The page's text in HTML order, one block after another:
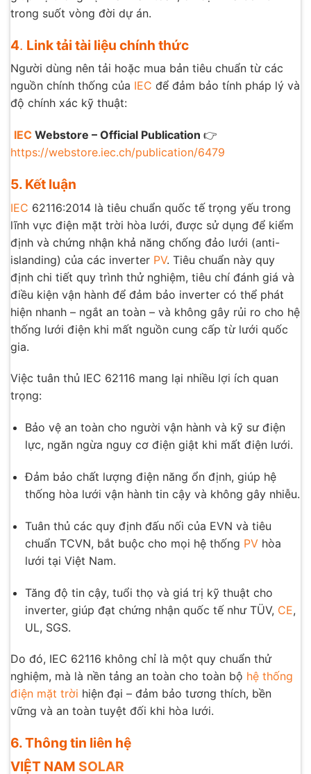
trong suốt vòng đời dự án.
4. Link tải tài liệu chính thức
Người dùng nên tải hoặc mua bản tiêu chuẩn từ các
nguồn chính thống của IEC để đảm bảo tính pháp lý và
độ chính xác kỹ thuật:
IEC Webstore – Official Publication 👉
https://webstore.iec.ch/publication/6479
5. Kết luận
IEC 62116:2014 là tiêu chuẩn quốc tế trọng yếu trong
lĩnh vực điện mặt trời hòa lưới, được sử dụng để kiểm
định và chứng nhận khả năng chống đảo lưới (anti-
islanding) của các inverter PV. Tiêu chuẩn này quy
định chi tiết quy trình thử nghiệm, tiêu chí đánh giá và
điều kiện vận hành để đảm bảo inverter có thể phát
hiện nhanh – ngắt an toàn – và không gây rủi ro cho hệ
thống lưới điện khi mất nguồn cung cấp từ lưới quốc
gia.
Việc tuân thủ IEC 62116 mang lại nhiều lợi ích quan
trọng:
Bảo vệ an toàn cho người vận hành và kỹ sư điện
lực, ngăn ngừa nguy cơ điện giật khi mất điện lưới.
Đảm bảo chất lượng điện năng ổn định, giúp hệ
thống hòa lưới vận hành tin cậy và không gây nhiễu.
Tuân thủ các quy định đấu nối của EVN và tiêu
chuẩn TCVN, bắt buộc cho mọi hệ thống PVhòa
lưới tại Việt Nam.
Tăng độ tin cậy, tuổi thọ và giá trị kỹ thuật cho
inverter, giúp đạt chứng nhận quốc tế như TÜV, CE,
UL, SGS.
Do đó, IEC 62116 không chỉ là một quy chuẩn thử
nghiệm, mà là nền tảng an toàn cho toàn bộ hệ thống
điện mặt trời hiện đại – đảm bảo tương thích, bền
vững và an toàn tuyệt đối khi hòa lưới.
6. Thông tin liên hệ
VIỆT NAM SOLAR